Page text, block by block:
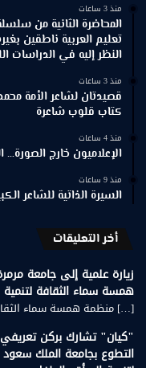
منذ 3 ساعات
المحاضرة الثانية من
تعليم العربية ناطقين
النظر إليه في الدراسات
منذ 3 ساعات
قصيدتان لشاعر الأمة
كتاب قلوب شاعرة
منذ 4 ساعات
الإعلاميون خارج الصورة…
منذ 9 ساعات
السيرة الذاتية للشاعر
أخر التعليقات
همسة سماء الثقافة لتنمية
[…] منظمة همسة سماء
"كيان" تشارك بركن
التطوع بجامعة الملك